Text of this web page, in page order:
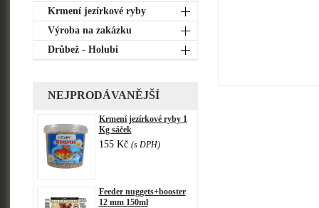
Krmení jezírkové ryby
Výroba na zakázku
Drůbež - Holubi
NEJPRODÁVANĚJŠÍ
Krmení jezírkové ryby 1
Kg sáček
155 Kč (s DPH)
Feeder nuggets+booster
12 mm 150ml